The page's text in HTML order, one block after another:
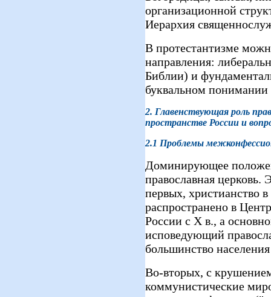
организационной
Иерархия
В протестантизме
направления:
Библии) и
буквальном понимании
2. Главенствующая роль
пространстве России и
2.1 Проблемы
Доминирующее
православная церковь.
первых, христианство
распространено в
России с X в., а
исповедующий
большинство
Во-вторых, с
коммунистические